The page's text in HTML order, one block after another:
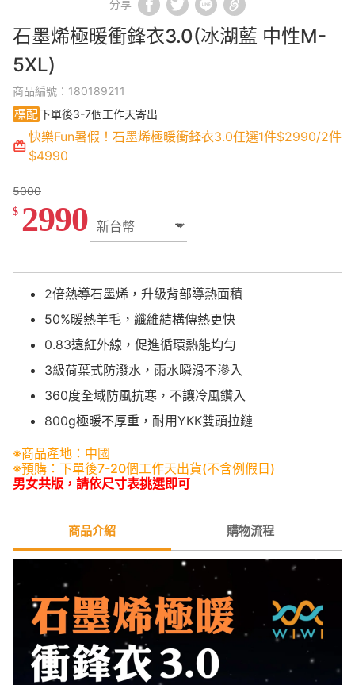
分享
石墨烯極暖衝鋒衣3.0(冰湖藍 中性M-
5XL)
商品編號：180189211
標配下單後3-7個工作天寄出
快樂Fun暑假！石墨烯極暖衝鋒衣3.0任選1件$2990/2件
$4990
5000
$ 2990
2倍熱導石墨烯，升級背部導熱面積
50%暖熱羊毛，纖維結構傳熱更快
0.83遠紅外線，促進循環熱能均勻
3級荷葉式防潑水，雨水瞬滑不滲入
360度全域防風抗寒，不讓冷風鑽入
800g極暖不厚重，耐用YKK雙頭拉鏈
※商品產地：中國
※預購：下單後7-20個工作天出貨(不含例假日)
男女共版，請依尺寸表挑選即可
商品介紹 購物流程